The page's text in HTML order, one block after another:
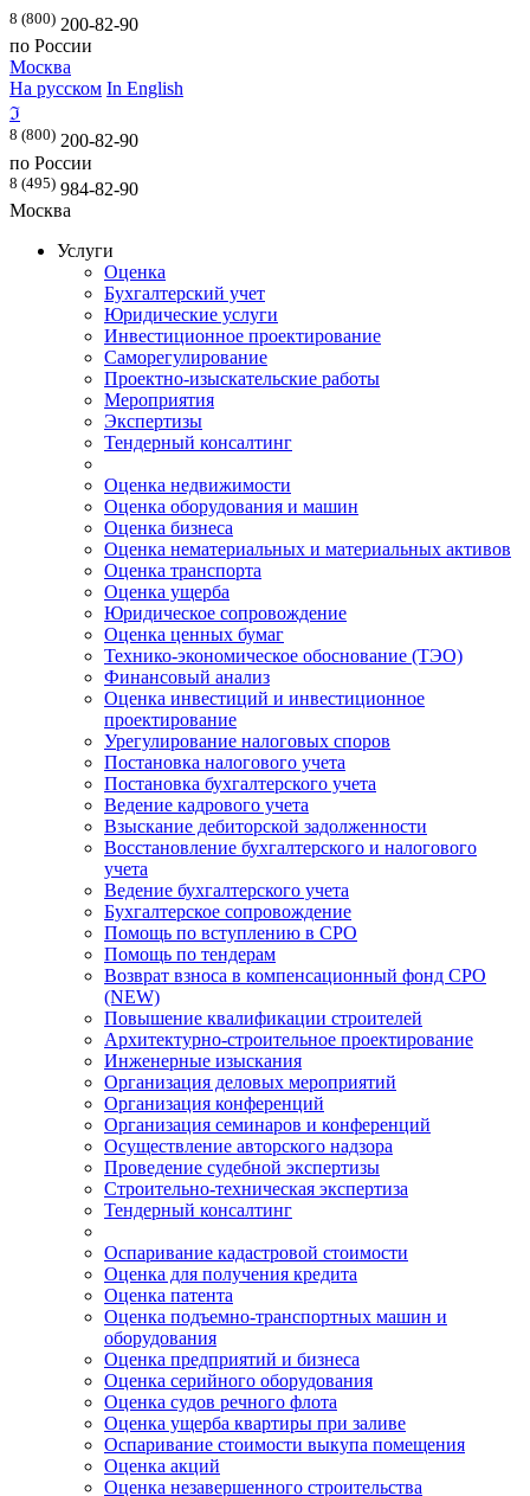
8 (800) 200-82-90
по России
Москва
На русском In English
ℑ
8 (800) 200-82-90
по России
8 (495) 984-82-90
Москва
Услуги
Оценка
Бухгалтерский учет
Юридические услуги
Инвестиционное проектирование
Саморегулирование
Проектно-изыскательские работы
Мероприятия
Экспертизы
Тендерный консалтинг
Оценка недвижимости
Оценка оборудования и машин
Оценка бизнеса
Оценка нематериальных и материальных активов
Оценка транспорта
Оценка ущерба
Юридическое сопровождение
Оценка ценных бумаг
Технико-экономическое обоснование (ТЭО)
Финансовый анализ
Оценка инвестиций и инвестиционное
проектирование
Урегулирование налоговых споров
Постановка налогового учета
Постановка бухгалтерского учета
Ведение кадрового учета
Взыскание дебиторской задолженности
Восстановление бухгалтерского и налогового
учета
Ведение бухгалтерского учета
Бухгалтерское сопровождение
Помощь по вступлению в СРО
Помощь по тендерам
Возврат взноса в компенсационный фонд СРО
(NEW)
Повышение квалификации строителей
Архитектурно-строительное проектирование
Инженерные изыскания
Организация деловых мероприятий
Организация конференций
Организация семинаров и конференций
Осуществление авторского надзора
Проведение судебной экспертизы
Строительно-техническая экспертиза
Тендерный консалтинг
Оспаривание кадастровой стоимости
Оценка для получения кредита
Оценка патента
Оценка подъемно-транспортных машин и
оборудования
Оценка предприятий и бизнеса
Оценка серийного оборудования
Оценка судов речного флота
Оценка ущерба квартиры при заливе
Оспаривание стоимости выкупа помещения
Оценка акций
Оценка незавершенного строительства